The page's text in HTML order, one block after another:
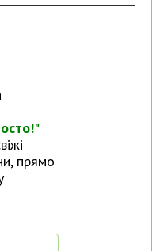
прямо